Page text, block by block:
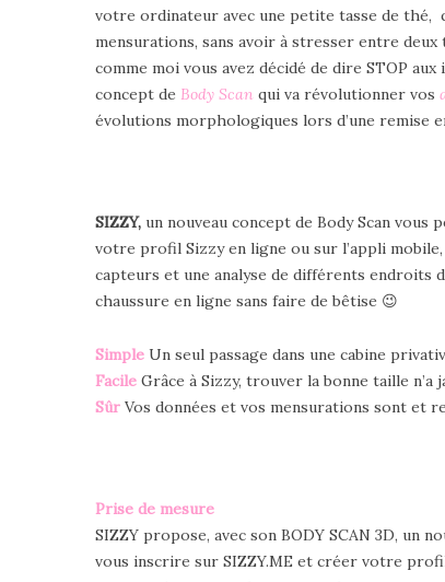
votre ordinateur avec une petite tasse de thé,
mensurations, sans avoir à stresser entre
comme moi vous avez décidé de dire STOP
concept de Body Scan qui va révolutionner vos
évolutions morphologiques lors d’une remise
SIZZY, un nouveau concept de Body Scan
votre profil Sizzy en ligne ou sur l’appli
capteurs et une analyse de différents
chaussure en ligne sans faire de bêtise 😉
Simple Un seul passage dans une cabine
Facile Grâce à Sizzy, trouver la bonne taille
Sûr Vos données et vos mensurations sont et
Prise de mesure
SIZZY propose, avec son BODY SCAN 3D, un
vous inscrire sur SIZZY.ME et créer votre